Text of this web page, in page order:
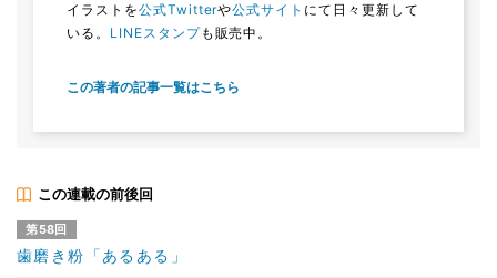
イラストを公式Twitterや公式サイト にて日々更新して
いる。 LINEスタンプも販売中。
この著者の記事一覧はこちら
この連載の前後回
第58回
歯磨き粉「あるある」